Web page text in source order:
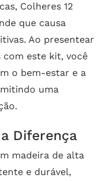
Colheres 12
que causa
Ao presentear
com este kit, você
o bem-estar e a
uma
Diferença
madeira de alta
e durável,